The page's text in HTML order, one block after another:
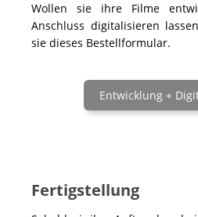
Wollen sie ihre Filme
Anschluss digitalisieren
sie dieses Bestellformular.
Entwicklung +
Fertigstellung